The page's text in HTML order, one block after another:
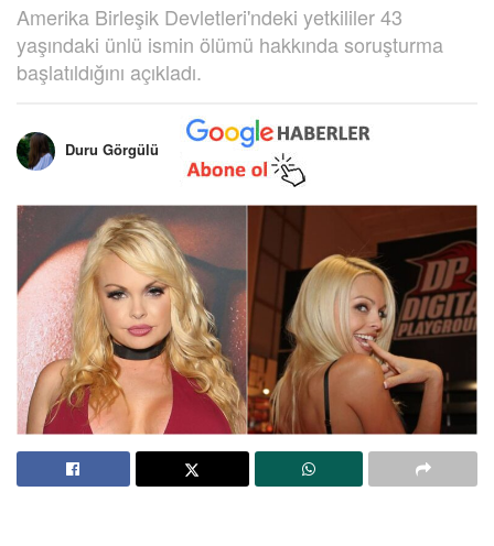
Amerika Birleşik Devletleri'ndeki yetkililer 43
yaşındaki ünlü ismin ölümü hakkında soruşturma
başlatıldığını açıkladı.
Duru Görgülü